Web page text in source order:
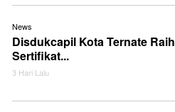
News
Disdukcapil Kota Ternate Raih
Sertifikat...
3 Hari Lalu